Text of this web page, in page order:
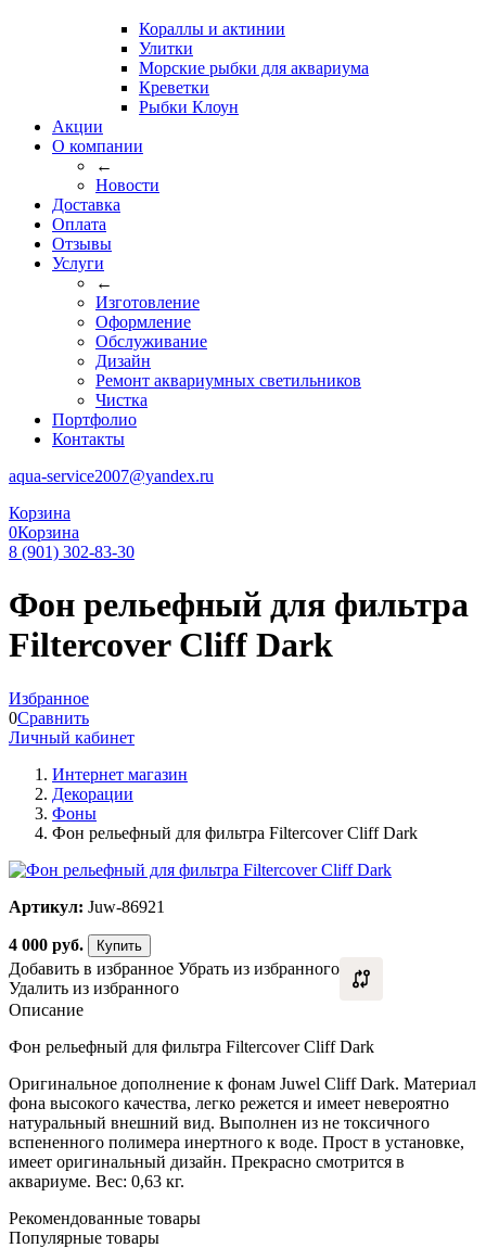
Кораллы и актинии
Улитки
Морские рыбки для аквариума
Креветки
Рыбки Клоун
Акции
О компании
←
Новости
Доставка
Оплата
Отзывы
Услуги
←
Изготовление
Оформление
Обслуживание
Дизайн
Ремонт аквариумных светильников
Чистка
Портфолио
Контакты
aqua-service2007@yandex.ru
Корзина
0Корзина
8 (901) 302-83-30
Фон рельефный для фильтра
Filtercover Cliff Dark
Избранное
0Сравнить
Личный кабинет
Интернет магазин
Декорации
Фоны
Фон рельефный для фильтра Filtercover Cliff Dark
Артикул: Juw-86921
4 000 руб. Купить
Добавить в избранное Убрать из избранного
Удалить из избранного
Описание
Фон рельефный для фильтра Filtercover Cliff Dark
Оригинальное дополнение к фонам Juwel Cliff Dark. Материал
фона высокого качества, легко режется и имеет невероятно
натуральный внешний вид. Выполнен из не токсичного
вспененного полимера инертного к воде. Прост в установке,
имеет оригинальный дизайн. Прекрасно смотрится в
аквариуме. Вес: 0,63 кг.
Рекомендованные товары
Популярные товары